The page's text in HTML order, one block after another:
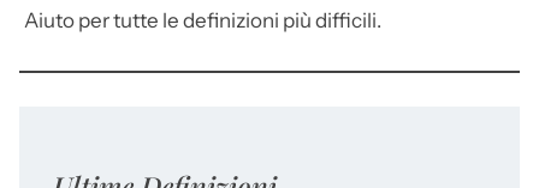
Aiuto per tutte le definizioni più difficili.